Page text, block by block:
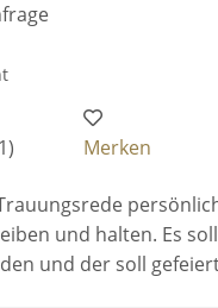
Merken
und halten. Es
und der soll